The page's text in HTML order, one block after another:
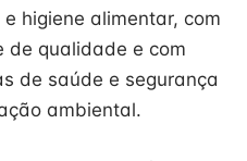
higiene alimentar, com
de qualidade e com
de saúde e segurança
ambiental.